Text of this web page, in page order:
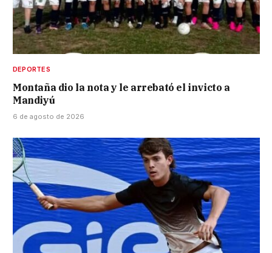
DEPORTES
Montaña dio la nota y le arrebató el invicto a
Mandiyú
6 de agosto de 2026